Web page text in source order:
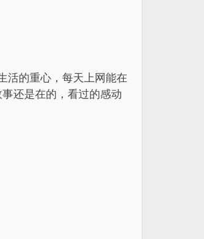
活的重心，每天上网能在
还是在的，看过的感动